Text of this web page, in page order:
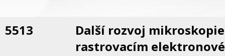
5513
Další rozvoj
rastrovacím